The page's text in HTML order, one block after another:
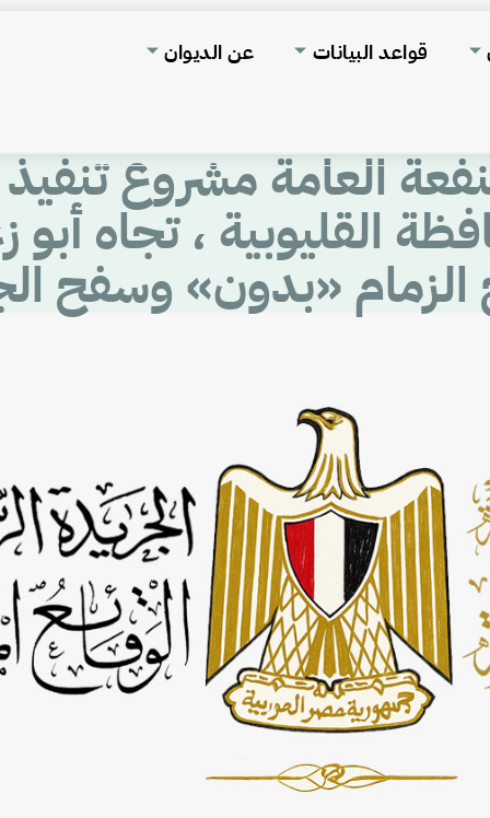
قواعد البيانات عن الديوان
العامة مشروع
القليوبية ، تجاه
«بدون» وسفح